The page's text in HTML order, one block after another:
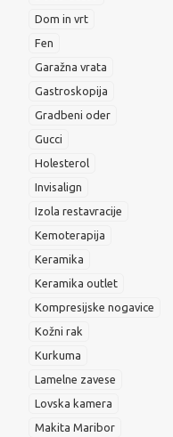
Dom in vrt
Fen
Garažna vrata
Gastroskopija
Gradbeni oder
Gucci
Holesterol
Invisalign
Izola restavracije
Kemoterapija
Keramika
Keramika outlet
Kompresijske nogavice
Kožni rak
Kurkuma
Lamelne zavese
Lovska kamera
Makita Maribor